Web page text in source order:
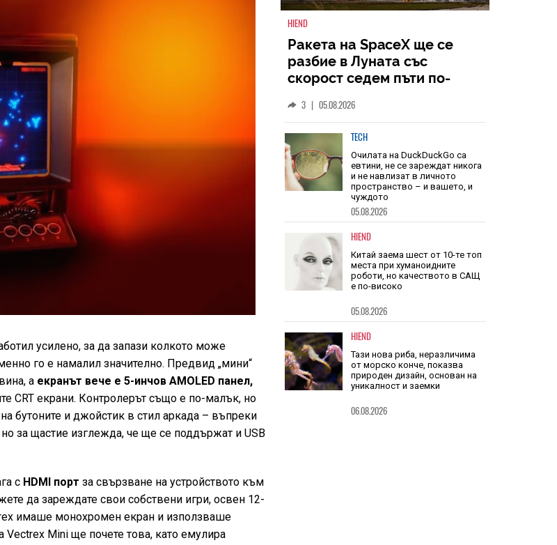
усилено, за да запази колкото може
го е намалил значително. Предвид „мини“
а екранът вече е 5-инчов AMOLED панел,
CRT екрани. Контролерът също е по-малък, но
бутоните и джойстик в стил аркада – въпреки
за щастие изглежда, че ще се поддържат и USB
с HDMI порт за свързване на устройството към
да зареждате свои собствени игри, освен 12-
имаше монохромен екран и използваше
Vectrex Mini ще почете това, като емулира
HIEND
Ракета на SpaceX ще се
разбие в Луната със
голяма от скоростта на
звука05.08.2026
TECH
Очилата на DuckDuckGo са
евтини, не се зареждат никога
и не навлизат в личното
пространство – и вашето, и
чуждото
05.08.2026
HIEND
роботи, но качеството в САЩ
е по-високо
05.08.2026
HIEND
Тази нова риба, неразличима
природен дизайн, основан на